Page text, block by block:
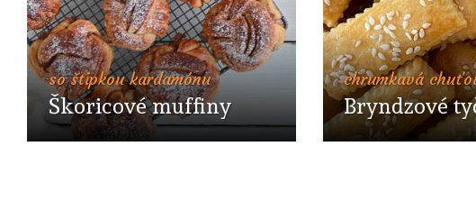
so štipkou kardamónu
Škoricové muffiny
chrumkavá
Bryndzové